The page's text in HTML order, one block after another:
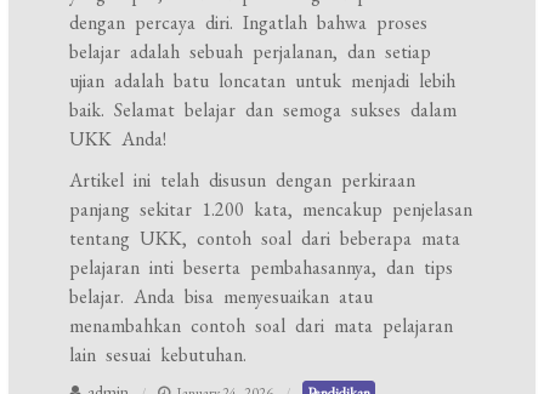
dengan percaya diri. Ingatlah bahwa proses
belajar adalah sebuah perjalanan, dan setiap
ujian adalah batu loncatan untuk menjadi lebih
baik. Selamat belajar dan semoga sukses dalam
UKK Anda!
Artikel ini telah disusun dengan perkiraan
panjang sekitar 1.200 kata, mencakup penjelasan
tentang UKK, contoh soal dari beberapa mata
pelajaran inti beserta pembahasannya, dan tips
belajar. Anda bisa menyesuaikan atau
menambahkan contoh soal dari mata pelajaran
lain sesuai kebutuhan.